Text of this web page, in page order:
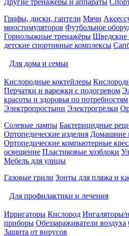
Другие тренажеры и аппараты
Грифы, диски, гантели Мячи
миостимуляторов Футбольное
Горнолыжные тренажёры Шведские
детские спортивные комплексы
Для дома и семьи
Кислородные коктейлеры
Перчатки и варежки с подогревом
красоты и здоровья по потребностям
Электропростыни Электрогрелки
Солевые лампы Бактерицидные
Ортопедические изделия Домашние
Ортопедические компьютерные
освещение Пластиковые хозблоки
Мебель для улицы
Газовые грили Зонты для пляжа и
Для профилактики и лечения
Ирригаторы Кислород Ингаляторы/
приборы Обеззараживатели воздуха
Защита от вирусов